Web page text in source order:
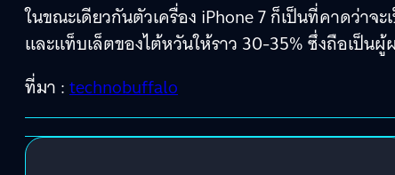
ในขณะเดียวกันตัวเครื่อง iPhone 7 ก็เป็นที่คาดว่า
และแท็บเล็ตของไต้หวันให้ราว 30-35% ซึ่งถือเป็น
ที่มา :technobuffalo